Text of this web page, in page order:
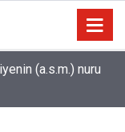
(a.s.m.) nuru